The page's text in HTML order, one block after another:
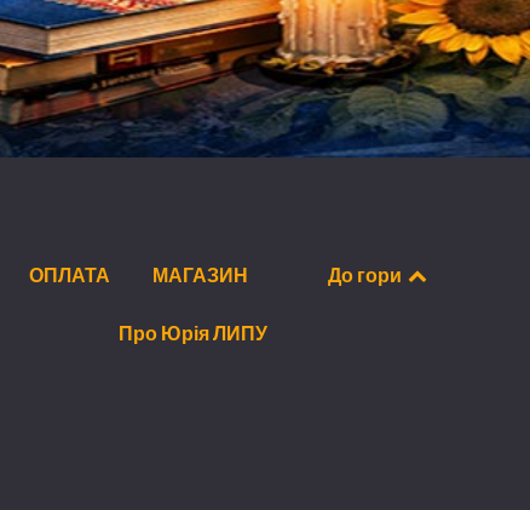
ОПЛАТА МАГАЗИН
Про Юрія ЛИПУ
До гори